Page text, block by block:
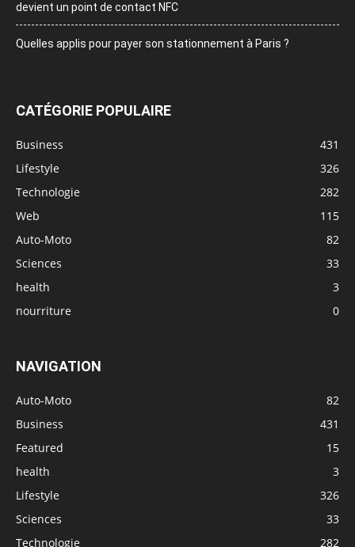
devient un point de contact NFC
Quelles applis pour payer son stationnement à Paris ?
CATÉGORIE POPULAIRE
Business
431
Lifestyle
326
Technologie
282
Web
115
Auto-Moto
82
Sciences
33
health
3
nourriture
0
NAVIGATION
Auto-Moto
82
Business
431
Featured
15
health
3
Lifestyle
326
Sciences
33
Technologie
282